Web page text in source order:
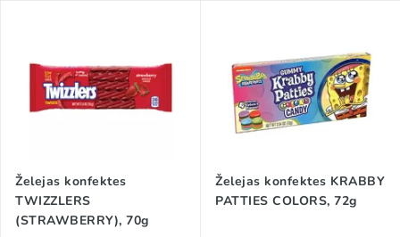
Želejas konfektes
TWIZZLERS
(STRAWBERRY), 70g
Želejas konfektes KRABBY
PATTIES COLORS, 72g